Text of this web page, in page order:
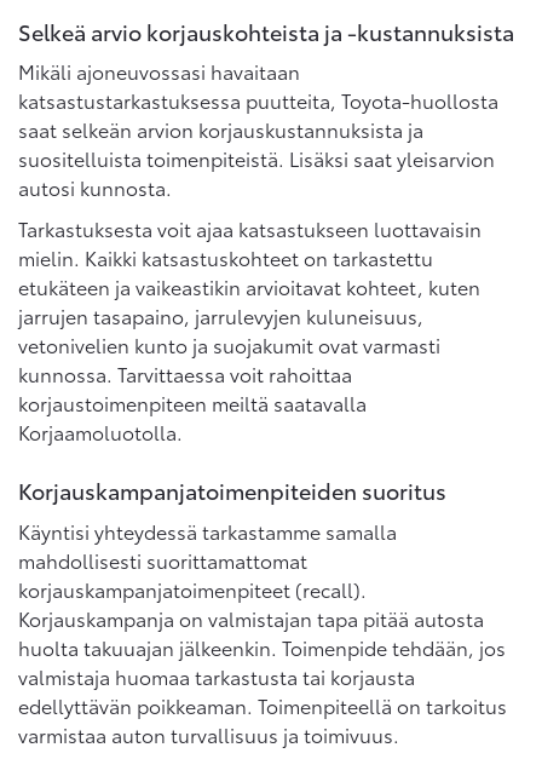
Selkeä arvio korjauskohteista ja -kustannuksista
Mikäli ajoneuvossasi havaitaan
katsastustarkastuksessa puutteita, Toyota-huollosta
saat selkeän arvion korjauskustannuksista ja
suositelluista toimenpiteistä. Lisäksi saat yleisarvion
autosi kunnosta.
Tarkastuksesta voit ajaa katsastukseen luottavaisin
mielin. Kaikki katsastuskohteet on tarkastettu
etukäteen ja vaikeastikin arvioitavat kohteet, kuten
jarrujen tasapaino, jarrulevyjen kuluneisuus,
vetonivelien kunto ja suojakumit ovat varmasti
kunnossa. Tarvittaessa voit rahoittaa
korjaustoimenpiteen meiltä saatavalla
Korjaamoluotolla.
Korjauskampanjatoimenpiteiden suoritus
Käyntisi yhteydessä tarkastamme samalla
mahdollisesti suorittamattomat
korjauskampanjatoimenpiteet (recall).
Korjauskampanja on valmistajan tapa pitää autosta
huolta takuuajan jälkeenkin. Toimenpide tehdään, jos
valmistaja huomaa tarkastusta tai korjausta
edellyttävän poikkeaman. Toimenpiteellä on tarkoitus
varmistaa auton turvallisuus ja toimivuus.